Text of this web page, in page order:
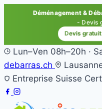
Déménagement &
- Devis
Devis
Lun–Ven 08h–20h ·
debarras.ch
Entreprise Suisse